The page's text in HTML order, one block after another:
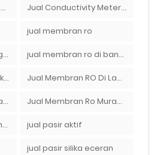
Jaul Membran Ro 2000 GPD Harga Murah Jual Conductivity Meter Lutron
jual membran ro
jual membran ro 2000 gpd murah jual membran ro di bandung
Jual Membran RO Di Jakarta Selatan Jual Membran RO Di Lampung
jual membran ro di surabaya Jual Membran Ro Murah : 082140002080
jual membran ro murah surabaya jual pasir aktif
jual pasir silika eceran